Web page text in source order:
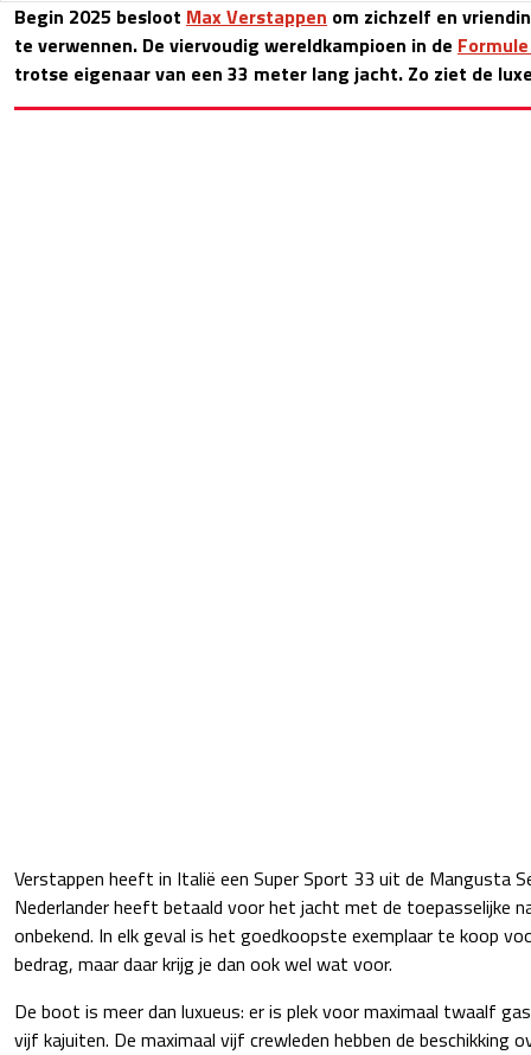
Begin 2025 besloot Max Verstappen om zichzelf en
te verwennen. De viervoudig wereldkampioen in de
trotse eigenaar van een 33 meter lang jacht. Zo ziet de
Verstappen heeft in Italië een Super Sport 33 uit de Mangusta
Nederlander heeft betaald voor het jacht met de toepasselijke
onbekend. In elk geval is het goedkoopste exemplaar te koop
bedrag, maar daar krijg je dan ook wel wat voor.
De boot is meer dan luxueus: er is plek voor maximaal twaalf
vijf kajuiten. De maximaal vijf crewleden hebben de beschikking